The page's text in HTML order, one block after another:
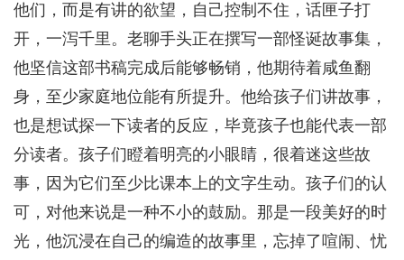
他们，而是有讲的欲望，自己控制不住，话匣子打
开，一泻千里。老聊手头正在撰写一部怪诞故事集，
他坚信这部书稿完成后能够畅销，他期待着咸鱼翻
身，至少家庭地位能有所提升。他给孩子们讲故事，
也是想试探一下读者的反应，毕竟孩子也能代表一部
分读者。孩子们瞪着明亮的小眼睛，很着迷这些故
事，因为它们至少比课本上的文字生动。孩子们的认
可，对他来说是一种不小的鼓励。那是一段美好的时
光，他沉浸在自己的编造的故事里，忘掉了喧闹、忧